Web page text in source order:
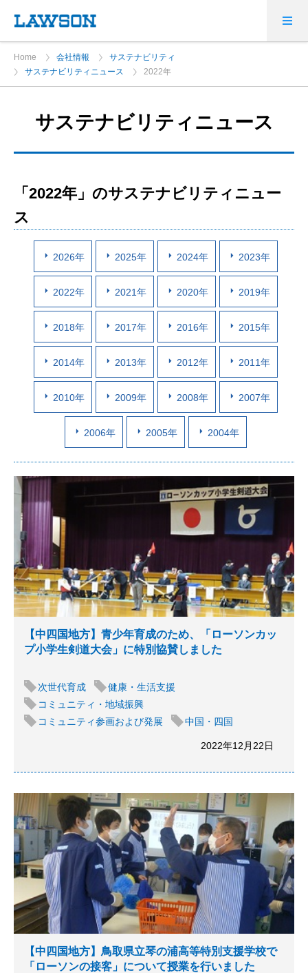
Home 会社情報
サステナビリティ
サステナビリティニュース
2022年
サステナビリティニュース
「2022年」のサステナビリティニュー
ス
2026年 2025年 2024年 2023年
2022年 2021年 2020年 2019年
2018年 2017年 2016年 2015年
2014年 2013年 2012年 2011年
2010年 2009年 2008年 2007年
2006年 2005年 2004年
【中四国地方】青少年育成のため、「ローソンカッ
プ小学生剣道大会」に特別協賛しました
次世代育成
健康・生活支援
コミュニティ・地域振興
コミュニティ参画および発展
中国・四国
2022年12月22日
【中四国地方】鳥取県立琴の浦高等特別支援学校で
「ローソンの接客」について授業を行いました